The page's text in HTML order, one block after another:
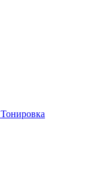
Тонировка